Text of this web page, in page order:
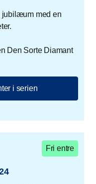
jubilæum med en
Den Sorte Diamant
i serien
Fri entre